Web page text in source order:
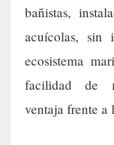
bañistas,
acuícolas, sin
ecosistema
facilidad de
ventaja frente a